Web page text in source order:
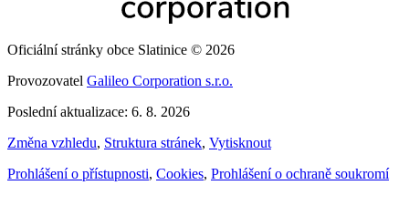
Oficiální stránky obce Slatinice © 2026
Provozovatel Galileo Corporation s.r.o.
Poslední aktualizace: 6. 8. 2026
Změna vzhledu, Struktura stránek, Vytisknout
Prohlášení o přístupnosti, Cookies, Prohlášení o ochraně soukromí